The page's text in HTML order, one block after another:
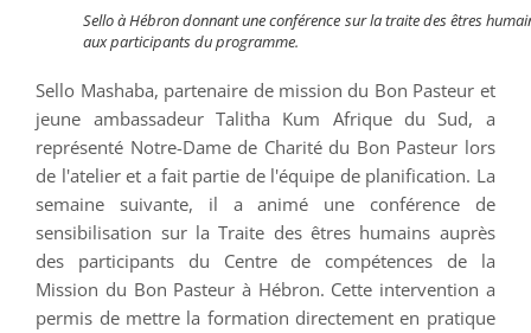
Sello à Hébron donnant une conférence sur la traite des êtres
aux participants du programme.
Sello Mashaba, partenaire de mission du Bon Pasteur et
jeune ambassadeur Talitha Kum Afrique du Sud, a
représenté Notre-Dame de Charité du Bon Pasteur lors
de l'atelier et a fait partie de l'équipe de planification. La
semaine suivante, il a animé une conférence de
sensibilisation sur la Traite des êtres humains auprès
des participants du Centre de compétences de la
Mission du Bon Pasteur à Hébron. Cette intervention a
permis de mettre la formation directement en pratique